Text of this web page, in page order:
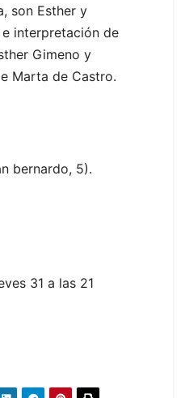
son Esther y
interpretación de
Gimeno y
Marta de Castro.
bernardo, 5).
31 a las 21